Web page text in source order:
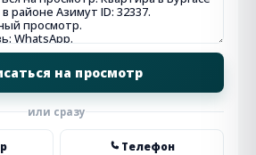
или сразу
Телефон